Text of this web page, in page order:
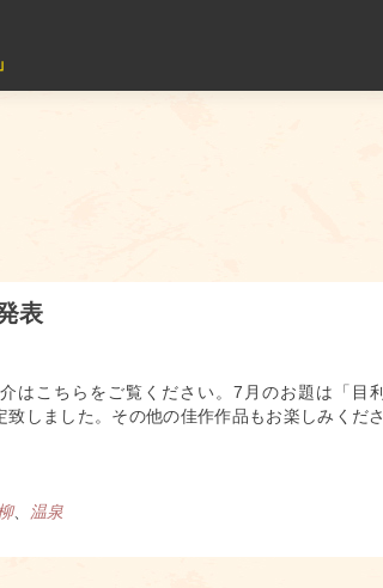
表
はこちらをご覧ください。7月のお題は「目利
しました。その他の佳作作品もお楽しみくださ
、 温泉